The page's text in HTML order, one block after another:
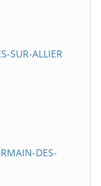
SUR-ALLIER
DES-